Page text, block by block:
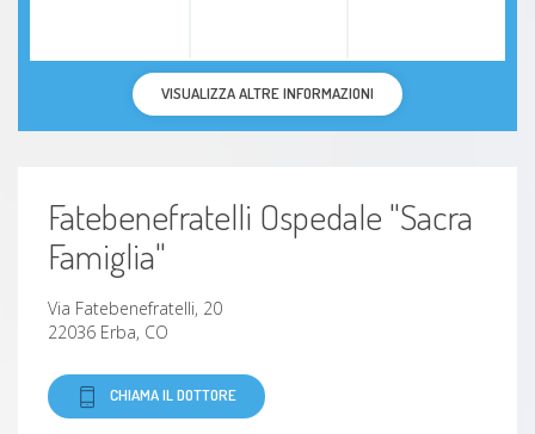
VISUALIZZA ALTRE INFORMAZIONI
Fatebenefratelli Ospedale "Sacra
Famiglia"
Via Fatebenefratelli, 20
22036 Erba, CO
CHIAMA IL DOTTORE